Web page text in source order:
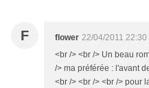
F flower 22/04/2011 22:30
<br /> <br /> Un beau
/> ma préférée : l'avant
<br /> <br /> <br /> pour